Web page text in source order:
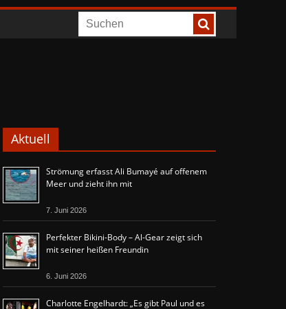
Aktuell
Strömung erfasst Ali Bumayé auf offenem
Meer und zieht ihn mit
7. Juni 2026
Perfekter Bikini-Body – Al-Gear zeigt sich
mit seiner heißen Freundin
6. Juni 2026
Charlotte Engelhardt: „Es gibt Paul und es